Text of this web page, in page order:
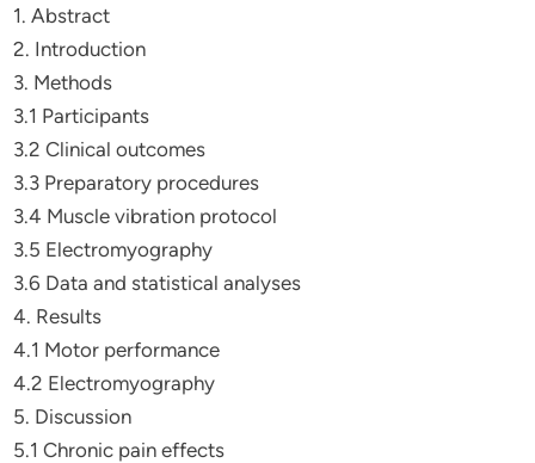
1. Abstract
2. Introduction
3. Methods
3.1 Participants
3.2 Clinical outcomes
3.3 Preparatory procedures
3.4 Muscle vibration protocol
3.5 Electromyography
3.6 Data and statistical analyses
4. Results
4.1 Motor performance
4.2 Electromyography
5. Discussion
5.1 Chronic pain effects